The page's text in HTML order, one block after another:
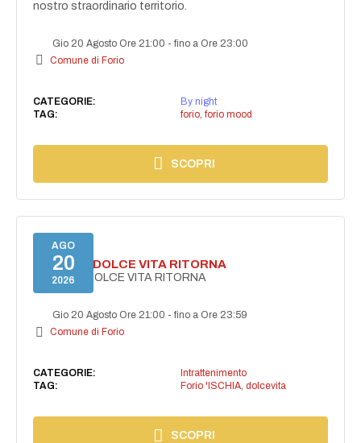
nostro straordinario territorio.
Gio 20 Agosto Ore 21:00 -fino a Ore 23:00
Comune di Forio
CATEGORIE:
By night
TAG:
forio, forio mood
SCOPRI
AGO
20
2026
FORIO LA DOLCE VITA RITORNA
FORIO LA DOLCE VITA RITORNA
Gio 20 Agosto Ore 21:00 -fino a Ore 23:59
Comune di Forio
CATEGORIE:
Intrattenimento
TAG:
Forio 'ISCHIA, dolcevita
SCOPRI